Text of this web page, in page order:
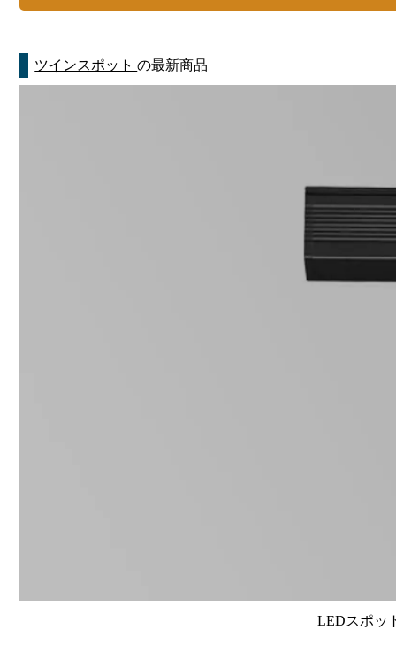
ツインスポットの最新商品
LEDスポッ